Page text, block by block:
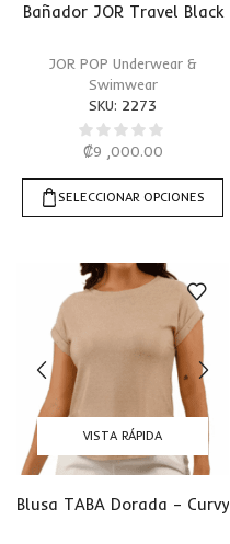
Bañador JOR Travel Black
JOR POP Underwear &
Swimwear
SKU: 2273
₡9 ,000.00
SELECCIONAR OPCIONES
VISTA RÁPIDA
Blusa TABA Dorada – Curvy